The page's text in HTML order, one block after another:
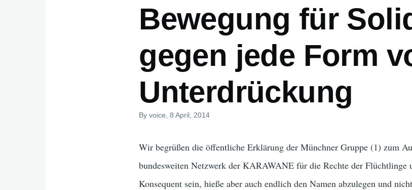
Bewegung für
gegen jede Form
Unterdrückung
Byvoice , 8 April, 2014
Wir begrüßen die öffentliche Erklärung der Münchner Gruppe (1) zum
bundesweiten Netzwerk der KARAWANE für die Rechte der Flüchtlinge
Konsequent sein, hieße aber auch endlich den Namen abzulegen und